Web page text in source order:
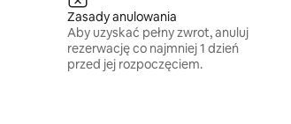
Zasady anulowania
Aby uzyskać pełny zwrot, anuluj
rezerwację co najmniej 1 dzień
przed jej rozpoczęciem.